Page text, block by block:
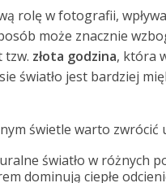
rolę w fotografii,
może znacznie
tzw. złota godzina, która
światło jest bardziej
świetle warto zwrócić
światło w różnych
dominują ciepłe